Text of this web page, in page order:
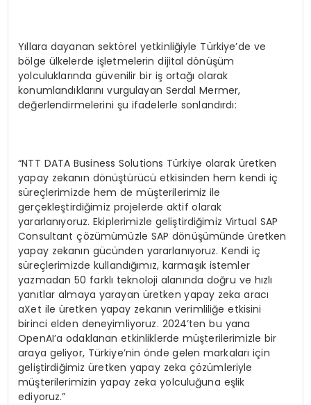
Yıllara dayanan sektörel yetkinliğiyle Türkiye’de ve
bölge ülkelerde işletmelerin dijital dönüşüm
yolculuklarında güvenilir bir iş ortağı olarak
konumlandıklarını vurgulayan Serdal Mermer,
değerlendirmelerini şu ifadelerle sonlandırdı:
“NTT DATA Business Solutions Türkiye olarak üretken
yapay zekanın dönüştürücü etkisinden hem kendi iç
süreçlerimizde hem de müşterilerimiz ile
gerçekleştirdiğimiz projelerde aktif olarak
yararlanıyoruz. Ekiplerimizle geliştirdiğimiz Virtual SAP
Consultant çözümümüzle SAP dönüşümünde üretken
yapay zekanın gücünden yararlanıyoruz. Kendi iç
süreçlerimizde kullandığımız, karmaşık istemler
yazmadan 50 farklı teknoloji alanında doğru ve hızlı
yanıtlar almaya yarayan üretken yapay zeka aracı
aXet ile üretken yapay zekanın verimliliğe etkisini
birinci elden deneyimliyoruz. 2024’ten bu yana
OpenAI’a odaklanan etkinliklerde müşterilerimizle bir
araya geliyor, Türkiye’nin önde gelen markaları için
geliştirdiğimiz üretken yapay zeka çözümleriyle
müşterilerimizin yapay zeka yolculuğuna eşlik
ediyoruz.”